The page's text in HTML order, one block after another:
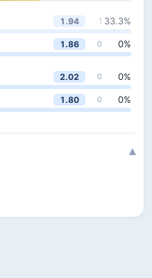
1.94 1 33.3%
1.86 0 0%
2.02 0 0%
1.80 0 0%
▾